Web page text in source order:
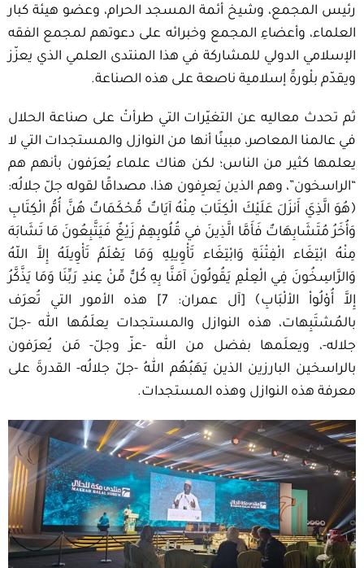
رئيس المجمع، وشيخ أئمة المسجد الحرام، وعضو هيئة كبار
العلماء، وأعضاءِ المجمع وخبرائه على دعوتهم لمجمع الفقه
الإسلامي الدولي للمشاركة في هذا المنتدى العلمي الذي يعزّز
ويقدّم بلْورةً إسلامية ناصعة على هذه الصناعة.
ثم تحدث معاليه عن التغيّرات التي طرأتْ على صناعة الحلال
في عالمنا المعاصر، مبينًا أنها من النوازل والمستجدات التي لا
يعلمها كثير من الناس؛ لكن هناك علماء يُعرَفون بأنهم هم
“الراسخون”، وهم الذين يَعرِفون هذا، مصداقًا لقوله جلّ جلالُه:
﴿هُوَ الَّذِيَ أَنزَلَ عَلَيْكَ الْكِتَابَ مِنْهُ آيَاتٌ مُّحْكَمَاتٌ هُنَّ أُمُّ الْكِتَابِ
وَأُخَرُ مُتَشَابِهَاتٌ فَأَمَّا الَّذِينَ في قُلُوبِهِمْ زَيْغٌ فَيَتَّبِعُونَ مَا تَشَابَهَ
مِنْهُ ابْتِغَاء الْفِتْنَةِ وَابْتِغَاء تَأْوِيلِهِ وَمَا يَعْلَمُ تَأْوِيلَهُ إِلاَّ اللّهُ
وَالرَّاسِخُونَ فِي الْعِلْمِ يَقُولُونَ آمَنَّا بِهِ كُلٌّ مِّنْ عِندِ رَبِّنَا وَمَا يَذَّكَّرُ
إِلاَّ أُوْلُواْ الألْبَابِ﴾ [آل عمران: 7] هذه الأمور التي تُعرَف
بالمُشتَبِهات، هذه النوازل والمستجدات يعلَمُها الله -جلّ
جلاله-، ويعلَمها بفضل من الله -عزّ وجلّ- مَن يُعرَفون
بالراسخين البارزين الذين يَهَبُهُم اللهُ -جلّ جلالُه- القدرةَ على
معرفة هذه النوازل وهذه المستجدات.